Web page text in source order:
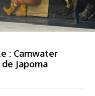
: Camwater
Japoma